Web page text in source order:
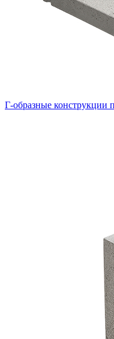
Г-образные конструкции